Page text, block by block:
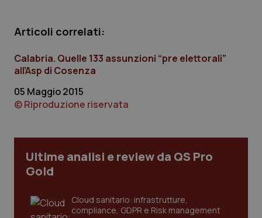
Emilia-Romagna
Friuli Venezia Giulia
Lazio
Lombardia
Marche
Molise
Colesterolo & coronaropatie
Dermatite Atopica
Diabete & glucometri
Dolore
Donna & Salute
Epatiti
Articoli correlati:
Calabria. Quelle 133 assunzioni “pre elettorali”
all’Asp di Cosenza
05 Maggio 2015
© Riproduzione riservata
Ultime analisi e review da QS Pro
Gold
Cloud sanitario: infrastrutture,
compliance, GDPR e Risk management